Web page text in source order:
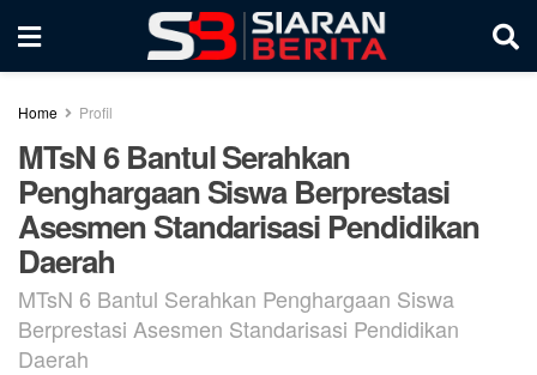
Home Profil
MTsN 6 Bantul Serahkan
Penghargaan Siswa Berprestasi
Asesmen Standarisasi Pendidikan
Daerah
MTsN 6 Bantul Serahkan Penghargaan Siswa
Berprestasi Asesmen Standarisasi Pendidikan
Daerah